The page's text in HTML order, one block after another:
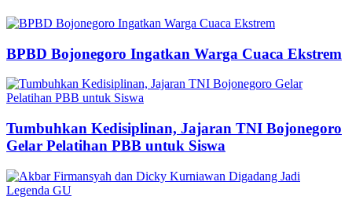
BPBD Bojonegoro Ingatkan Warga Cuaca Ekstrem
Tumbuhkan Kedisiplinan, Jajaran TNI Bojonegoro
Gelar Pelatihan PBB untuk Siswa